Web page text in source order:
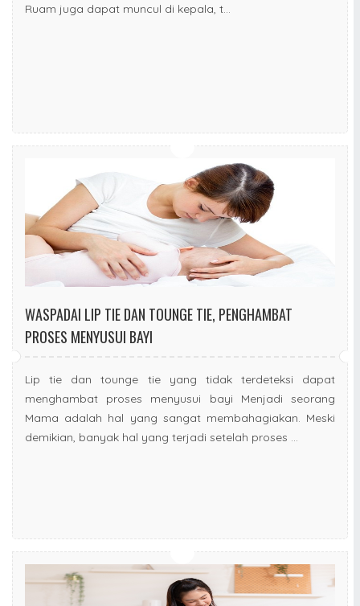
Ruam juga dapat muncul di kepala, t...
WASPADAI LIP TIE DAN TOUNGE TIE, PENGHAMBAT
PROSES MENYUSUI BAYI
Lip tie dan tounge tie yang tidak terdeteksi dapat
menghambat proses menyusui bayi Menjadi seorang
Mama adalah hal yang sangat membahagiakan. Meski
demikian, banyak hal yang terjadi setelah proses ...